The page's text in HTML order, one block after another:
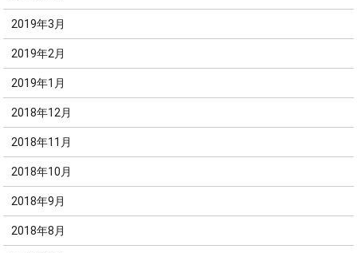
2019年3月
2019年2月
2019年1月
2018年12月
2018年11月
2018年10月
2018年9月
2018年8月